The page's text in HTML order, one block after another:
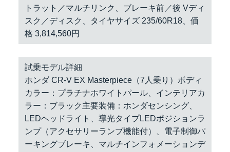
トラット／マルチリンク、ブレーキ前／後 Vディ
スク／ディスク、タイヤサイズ 235/60R18、価
格 3,814,560円
試乗モデル詳細
ホンダ CR-V EX Masterpiece（7人乗り）ボディ
カラー：プラチナホワイトパール、インテリアカ
ラー：ブラック主要装備：ホンダセンシング、
LEDヘッドライト、導光タイプLEDポジションラ
ンプ（アクセサリーランプ機能付）、電子制御パ
ーキングブレーキ、マルチインフォメーションデ